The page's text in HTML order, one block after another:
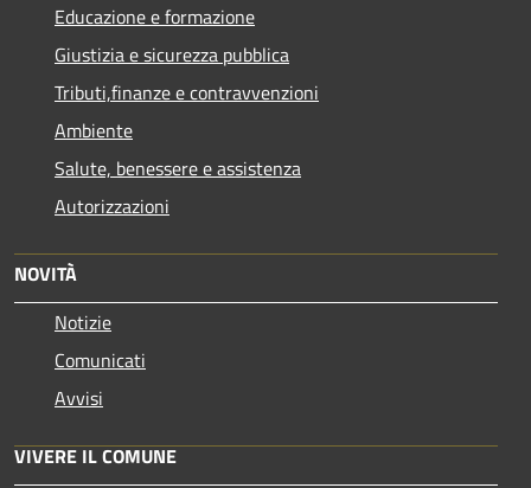
Educazione e formazione
Giustizia e sicurezza pubblica
Tributi,finanze e contravvenzioni
Ambiente
Salute, benessere e assistenza
Autorizzazioni
NOVITÀ
Notizie
Comunicati
Avvisi
VIVERE IL COMUNE